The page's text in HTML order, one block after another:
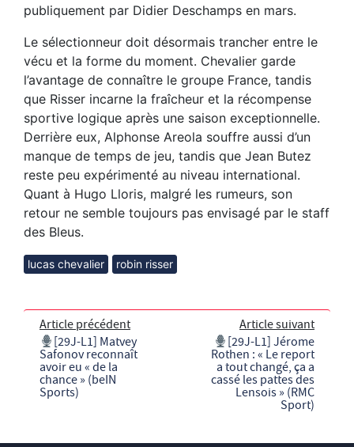
publiquement par Didier Deschamps en mars.
Le sélectionneur doit désormais trancher entre le
vécu et la forme du moment. Chevalier garde
l’avantage de connaître le groupe France, tandis
que Risser incarne la fraîcheur et la récompense
sportive logique après une saison exceptionnelle.
Derrière eux, Alphonse Areola souffre aussi d’un
manque de temps de jeu, tandis que Jean Butez
reste peu expérimenté au niveau international.
Quant à Hugo Lloris, malgré les rumeurs, son
retour ne semble toujours pas envisagé par le staff
des Bleus.
lucas chevalier robin risser
Article précédent
[29J-L1] Matvey
Safonov reconnaît
avoir eu « de la
chance » (beIN
Sports)
Article suivant
[29J-L1] Jérome
Rothen : « Le report
a tout changé, ça a
cassé les pattes des
Lensois » (RMC
Sport)